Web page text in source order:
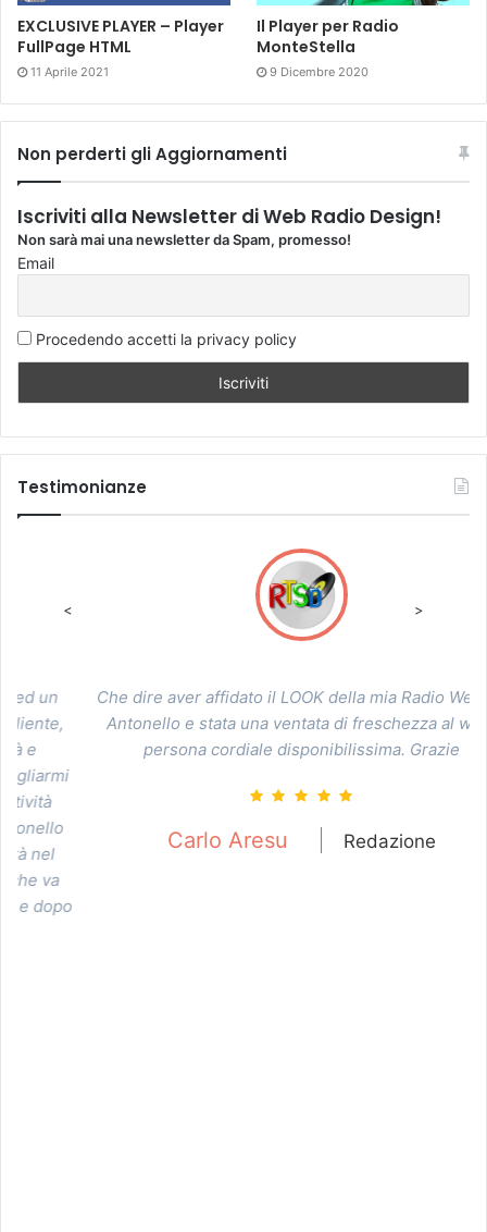
EXCLUSIVE PLAYER – Player
FullPage HTML
11 Aprile 2021
Il Player per Radio
MonteStella
9 Dicembre 2020
Non perderti gli Aggiornamenti
Iscriviti alla Newsletter di Web Radio Design!
Non sarà mai una newsletter da Spam, promesso!
Email
Procedendo accetti la privacy policy
Testimonianze
Che dire aver affidato il LOOK della mia Radio Web ad
Antonello e stata una ventata di freschezza al web,
persona cordiale disponibilissima. Grazie
Carlo Aresu Redazione
< >